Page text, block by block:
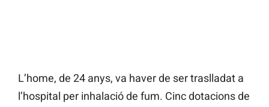
L’home, de 24 anys, va haver de ser traslladat a
l’hospital per inhalació de fum. Cinc dotacions de